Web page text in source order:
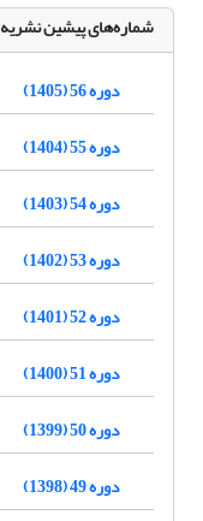
شماره‌های پیشین نشریه
دوره 56 (1405)
دوره 55 (1404)
دوره 54 (1403)
دوره 53 (1402)
دوره 52 (1401)
دوره 51 (1400)
دوره 50 (1399)
دوره 49 (1398)